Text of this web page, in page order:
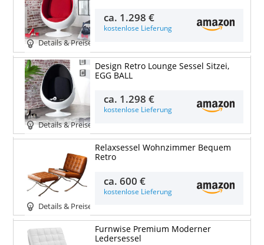
Details & Preise
ca. 1.298 €
kostenlose Lieferung
Details & Preise
Design Retro Lounge Sessel Sitzei,
EGG BALL
ca. 1.298 €
kostenlose Lieferung
Details & Preise
Relaxsessel Wohnzimmer Bequem
Retro
ca.600 €
kostenlose Lieferung
Furnwise Premium Moderner
Ledersessel